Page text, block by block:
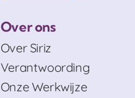
Over ons
Over Siriz
Verantwoording
Onze Werkwijze